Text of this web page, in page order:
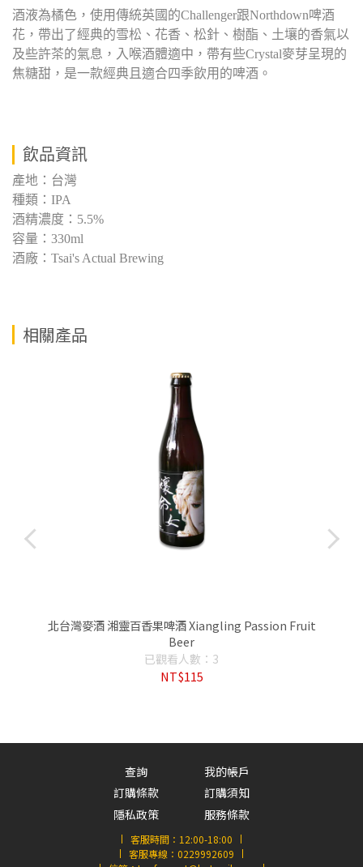
酒液為橘色，使用傳統英國的Challenger跟Northdown啤酒
花，帶出了經典的雪松、花香、松針、樹酯、土壤的香氣以
及些許茶的氣息，入喉酒體適中，帶有些Crystal麥芽呈現的
焦糖甜，是一款經典且適合四季飲用的啤酒。
飲品資訊
產地：台灣
種類：IPA
酒精濃度：5.5%
容量：330ml
酒廠：Tsai's Actual Brewing
相關產品
北台灣麥酒 湘靈百香果啤酒 Xiangling Passion Fruit
Beer
已觀看人數：3
NT$115
查詢
我的帳戶
訂購條款
訂購須知
隱私政策
服務條款
客服時間： 12:00-18:00
客服專線： 0229992609